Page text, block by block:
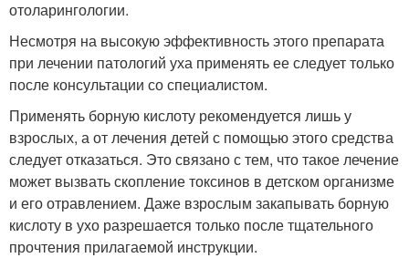
отоларингологии.
Несмотря на высокую эффективность этого препарата
при лечении патологий уха применять ее следует только
после консультации со специалистом.
Применять борную кислоту рекомендуется лишь у
взрослых, а от лечения детей с помощью этого средства
следует отказаться. Это связано с тем, что такое лечение
может вызвать скопление токсинов в детском организме
и его отравлением. Даже взрослым закапывать борную
кислоту в ухо разрешается только после тщательного
прочтения прилагаемой инструкции.